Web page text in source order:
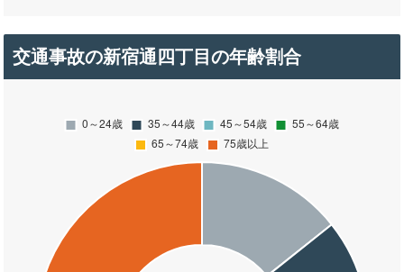
交通事故の新宿通四丁目の年齢割合